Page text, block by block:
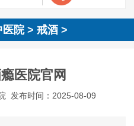
医院>戒酒 >
医院官网
发布时间：2025-08-09